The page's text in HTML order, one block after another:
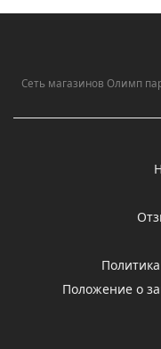
Сеть магазинов Олимп
Положение о